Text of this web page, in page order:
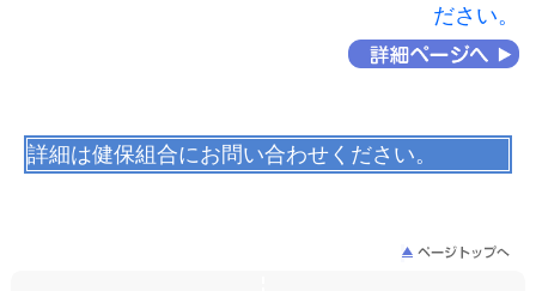
ださい。
詳細は健保組合にお問い合わせください。